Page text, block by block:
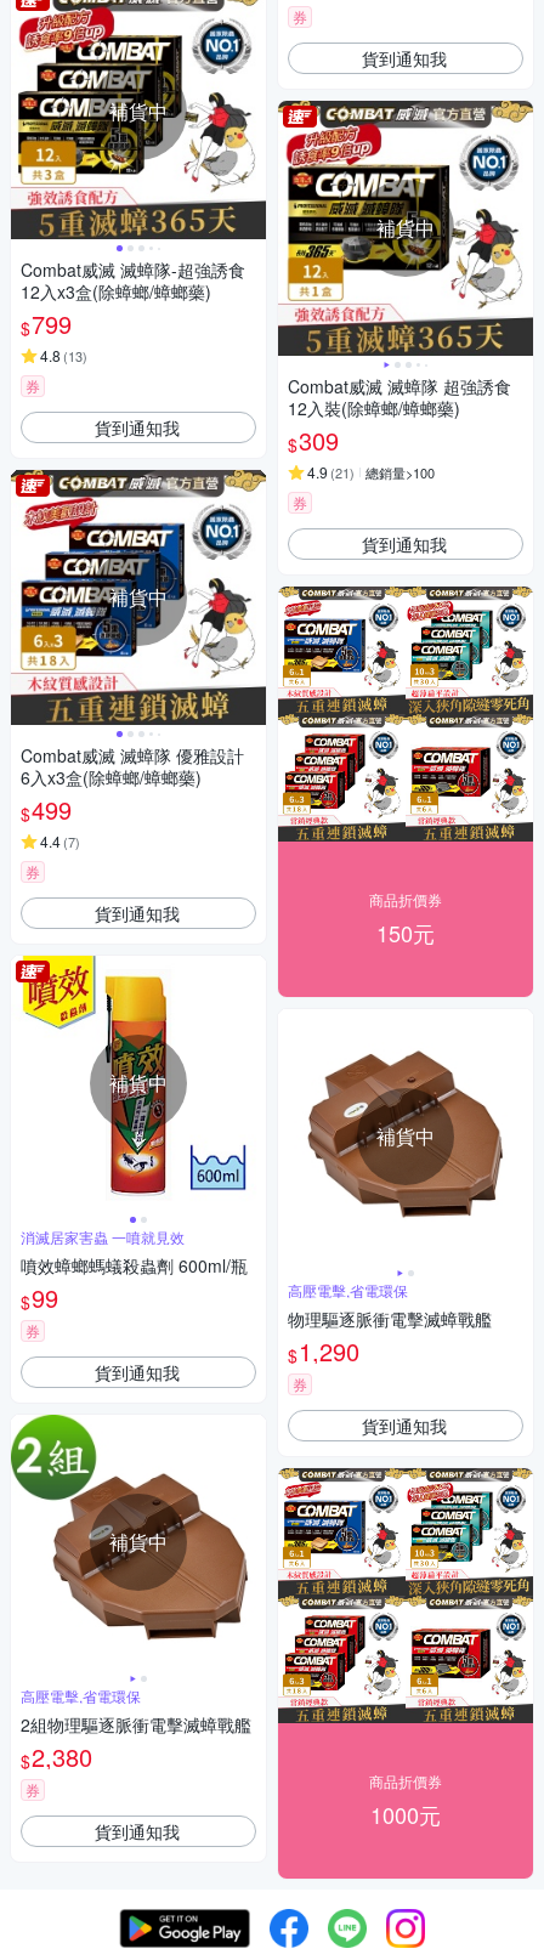
補貨中
Combat威滅 滅蟑隊-超強誘食
12入x3盒(除蟑螂/蟑螂藥)
$799
4.8 (13)
券
貨到通知我
補貨中
Combat威滅 滅蟑隊 優雅設計
6入x3盒(除蟑螂/蟑螂藥)
$499
4.4(7)
券
貨到通知我
補貨中
消滅居家害蟲 一噴就見效
噴效蟑螂螞蟻殺蟲劑 600ml/瓶
$99
券
貨到通知我
補貨中
高壓電擊,省電環保
2組物理驅逐脈衝電擊滅蟑戰艦
$2,380
券
貨到通知我
券
貨到通知我
補貨中
Combat威滅 滅蟑隊 超強誘食
12入裝(除蟑螂/蟑螂藥)
$309
4.9 (21) 總銷量>100
券
貨到通知我
商品折價券
150元
補貨中
高壓電擊,省電環保
物理驅逐脈衝電擊滅蟑戰艦
$1,290
券
貨到通知我
商品折價券
1000元